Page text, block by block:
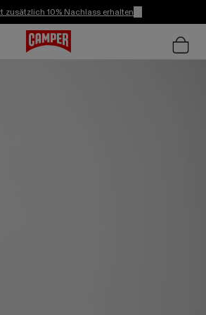
zusätzlich 10% Nachlass erhalten